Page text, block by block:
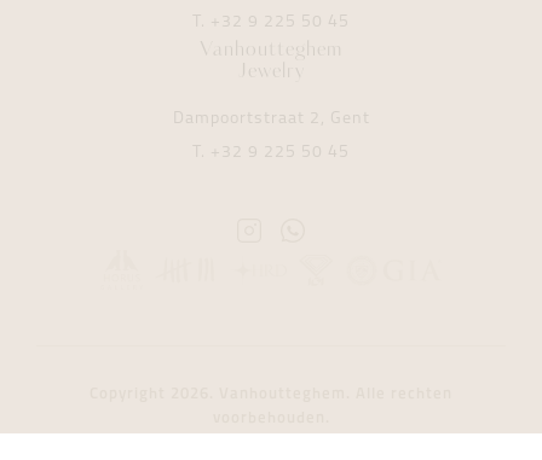
T. +32 9 225 50 45
Vanhoutteghem
Jewelry
Dampoortstraat 2, Gent
T. +32 9 225 50 45